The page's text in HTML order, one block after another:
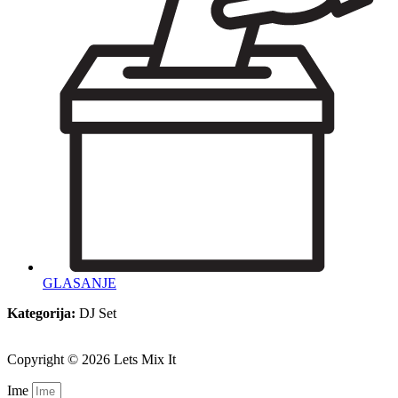
GLASANJE
Kategorija: DJ Set
Copyright © 2026 Lets Mix It
Ime